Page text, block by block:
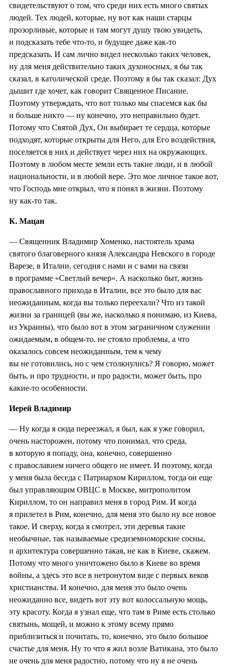
свидетельствуют о том, что среди них есть много святых
людей. Тех людей, которые, ну вот как наши старцы
прозорливые, которые и там могут душу твою увидеть,
и подсказать тебе что-то, и будущее даже как-то
предсказать. И сам лично видел несколько таких человек,
ну для меня действительно таких духоносных, я бы так
сказал, в католической среде. Поэтому я бы так сказал: Дух
дышит где хочет, как говорит Священное Писание.
Поэтому утверждать, что вот только мы спасемся как бы
и больше никто — ну конечно, это неправильно будет.
Потому что Святой Дух, Он выбирает те сердца, которые
подходят, которые открыты для Него, для Его воздействия,
поселяется в них и действует через них на окружающих.
Поэтому в любом месте земли есть такие люди, и в любой
национальности, и в любой вере. Это мое личное такое вот,
что Господь мне открыл, что я понял в жизни. Поэтому
ну как-то так.
К. Мацан
— Священник Владимир Хоменко, настоятель храма
святого благоверного князя Александра Невского в городе
Варезе, в Италии, сегодня с нами и с вами на связи
в программе «Светлый вечер». А насколько быт, жизнь
православного прихода в Италии, все это было для вас
неожиданным, когда вы только переехали? Что из такой
жизни за границей (вы же, насколько я понимаю, из Киева,
из Украины), что было вот в этом заграничном служении
ожидаемым, в общем-то. не стояло проблемы, а что
оказалось совсем неожиданным, тем к чему
вы не готовились, но с чем столкнулись? Я говорю, может
быть, и про трудности, и про радости, может быть, про
какие-то особенности.
Иерей Владимир
— Ну когда я сюда переезжал, я был, как я уже говорил,
очень насторожен, потому что понимал, что среда,
в которую я попаду, она, конечно, совершенно
с православием ничего общего не имеет. И поэтому, когда
у меня была беседа с Патриархом Кириллом, тогда он еще
был управляющим ОВЦС в Москве, митрополитом
Кириллом, то он направил меня в город Рим. И когда
я прилетел в Рим, конечно, для меня это было ну все новое
такое. И сверху, когда я смотрел, эти деревья такие
необычные, так называемые средиземноморские сосны,
и архитектура совершенно такая, не как в Киеве, скажем.
Потому что много уничтожено было в Киеве во время
войны, а здесь это все в нетронутом виде с первых веков
христианства. И конечно, для меня это было очень
неожиданно все, видеть вот эту вот колоссальную мощь,
эту красоту. Когда я узнал еще, что там в Риме есть столько
святынь, мощей, и можно к этому всему прямо
приблизиться и почитать, то, конечно, это было большое
счастье для меня. Ну то что я жил возле Ватикана, это было
не очень для меня радостно, потому что ну я не очень